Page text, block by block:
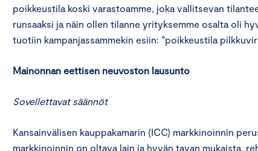
poikkeustila koski varastoamme, joka vallitsevan
runsaaksi ja näin ollen tilanne yrityksemme osalta oli
tuotiin kampanjassammekin esiin: ”poikkeustila
Mainonnan eettisen neuvoston lausunto
Sovellettavat säännöt
Kansainvälisen kauppakamarin (ICC) markkinoinnin
markkinoinnin on oltava lain ja hyvän tavan mukaista,